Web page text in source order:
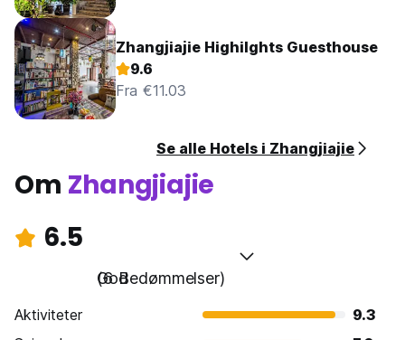
Zhangjiajie Highilghts Guesthouse
9.6
Fra €11.03
Se alle Hotels i Zhangjiajie
Om Zhangjiajie
6.5
God
(6 Bedømmelser)
Aktiviteter
9.3